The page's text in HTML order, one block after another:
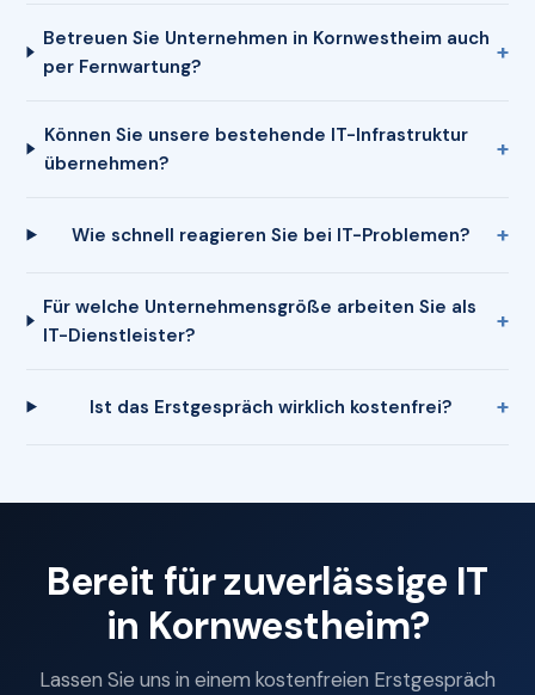
Betreuen Sie Unternehmen in Kornwestheim auch
per Fernwartung?
Können Sie unsere bestehende IT-Infrastruktur
übernehmen?
Wie schnell reagieren Sie bei IT-Problemen?
Für welche Unternehmensgröße arbeiten Sie als
IT-Dienstleister?
Ist das Erstgespräch wirklich kostenfrei?
Bereit für zuverlässige IT
in Kornwestheim?
Lassen Sie uns in einem kostenfreien Erstgespräch